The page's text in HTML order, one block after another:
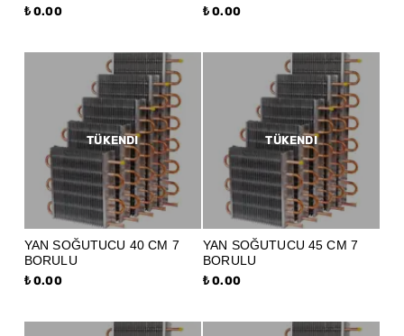
₺ 0.00 ₺ 0.00
TÜKENDI
YAN SOĞUTUCU 40 CM 7
BORULU
₺ 0.00
TÜKENDI
YAN SOĞUTUCU 45 CM 7
BORULU
₺ 0.00